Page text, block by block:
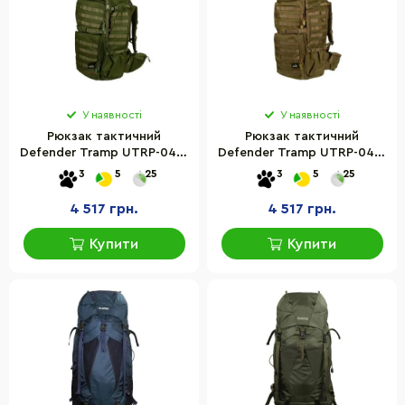
У наявності
Рюкзак тактичний
Defender Tramp UTRP-049-
olive 75 л
3 5 25
4 517 грн.
Купити
У наявності
Рюкзак тактичний
Defender Tramp UTRP-049-
sandstone 75 л
3 5 25
4 517 грн.
Купити